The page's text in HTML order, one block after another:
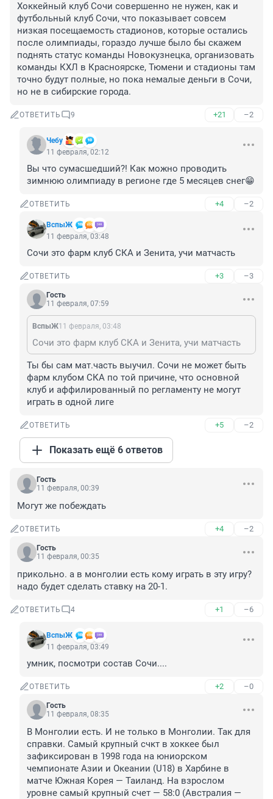
Хоккейный клуб Сочи совершенно не нужен, как и
футбольный клуб Сочи, что показывает совсем
низкая посещаемость стадионов, которые остались
после олимпиады, гораздо лучше было бы скажем
поднять статус команды Новокузнецка, организовать
команды КХЛ в Красноярске, Тюмени и стадионы там
точно будут полные, но пока немалые деньги в Сочи,
но не в сибирские города.
ОТВЕТИТЬ 9 +21 –2
Чебу
11 февраля, 02:12
Вы что сумасшедший?! Как можно проводить
зимнюю олимпиаду в регионе где 5 месяцев снег😁
ОТВЕТИТЬ +4 –2
ВспыЖ
11 февраля, 03:48
Сочи это фарм клуб СКА и Зенита, учи матчасть
ОТВЕТИТЬ +3 –3
Гость
11 февраля, 07:59
ВспыЖ11 февраля, 03:48
Сочи это фарм клуб СКА и Зенита, учи матчасть
Ты бы сам мат.часть выучил. Сочи не может быть
фарм клубом СКА по той причине, что основной
клуб и аффилированный по регламенту не могут
играть в одной лиге
ОТВЕТИТЬ +5 –2
Показать ещё 6 ответов
Гость
11 февраля, 00:39
Могут же побеждать
ОТВЕТИТЬ +4 –2
Гость
11 февраля, 00:35
прикольно. а в монголии есть кому играть в эту игру?
надо будет сделать ставку на 20-1.
ОТВЕТИТЬ 4 +1 –6
ВспыЖ
11 февраля, 03:49
умник, посмотри состав Сочи....
ОТВЕТИТЬ +2 –0
Гость
11 февраля, 08:35
В Монголии есть. И не только в Монголии. Так для
справки. Самый крупный счкт в хоккее был
зафиксирован в 1998 года на юниорском
чемпионате Азии и Океании (U18) в Харбине в
матче Южная Корея — Таиланд. На взрослом
уровне самый крупный счет — 58:0 (Австралия —